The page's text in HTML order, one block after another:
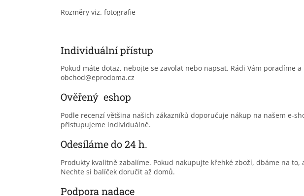
Rozměry viz. fotografie
Individuální přístup
Pokud máte dotaz, nebojte se zavolat nebo napsat. Rádi Vám poradíme
obchod@eprodoma.cz
Ověřený eshop
Podle recenzí většina našich zákazníků doporučuje nákup na našem e-
přistupujeme individuálně.
Odesíláme do 24 h.
Produkty kvalitně zabalíme. Pokud nakupujte křehké zboží, dbáme na
Nechte si balíček doručit až domů.
Podpora nadace